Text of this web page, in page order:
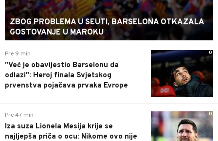
ZBOG PROBLEMA U SEUTI, BARSELONA OTKAZALA
GOSTOVANJE U MAROKU
0
Pre 9 min
"Već je obavijestio Barselonu da
odlazi": Heroj finala Svjetskog
prvenstva pojačava prvaka Evrope
0
Pre 47 min
Iza suza Lionela Mesija krije se
najljepša priča o ocu: Nikome ovo nije